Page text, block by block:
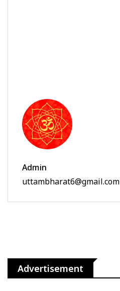
Admin
uttambharat6@gmail.com
Advertisement